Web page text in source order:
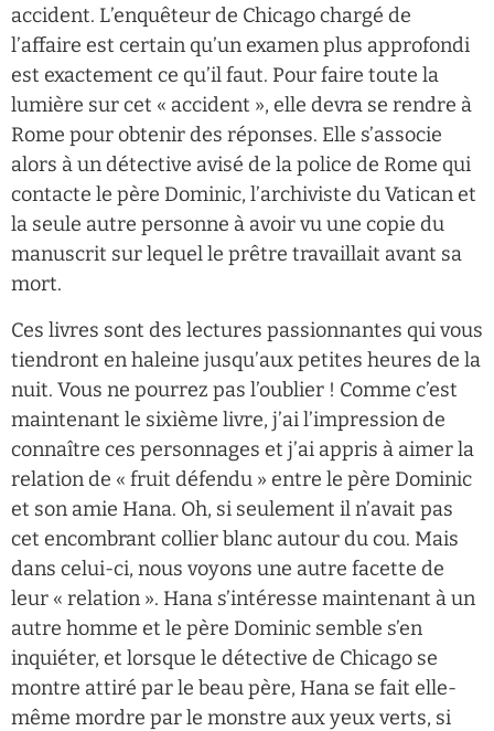
accident. L’enquêteur de Chicago chargé de
l’affaire est certain qu’un examen plus approfondi
est exactement ce qu’il faut. Pour faire toute la
lumière sur cet « accident », elle devra se rendre à
Rome pour obtenir des réponses. Elle s’associe
alors à un détective avisé de la police de Rome qui
contacte le père Dominic, l’archiviste du Vatican et
la seule autre personne à avoir vu une copie du
manuscrit sur lequel le prêtre travaillait avant sa
mort.
Ces livres sont des lectures passionnantes qui vous
tiendront en haleine jusqu’aux petites heures de la
nuit. Vous ne pourrez pas l’oublier ! Comme c’est
maintenant le sixième livre, j’ai l’impression de
connaître ces personnages et j’ai appris à aimer la
relation de « fruit défendu » entre le père Dominic
et son amie Hana. Oh, si seulement il n’avait pas
cet encombrant collier blanc autour du cou. Mais
dans celui-ci, nous voyons une autre facette de
leur « relation ». Hana s’intéresse maintenant à un
autre homme et le père Dominic semble s’en
inquiéter, et lorsque le détective de Chicago se
montre attiré par le beau père, Hana se fait elle-
même mordre par le monstre aux yeux verts, si